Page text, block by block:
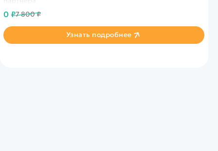
0 ₽7 800 ₽
Узнать подробнее